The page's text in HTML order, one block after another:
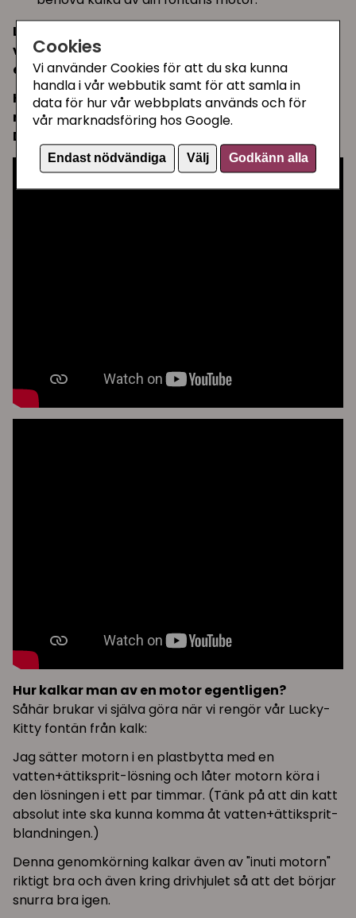
Cookies
Vi använder Cookies för att du ska kunna
handla i vår webbutik samt för att samla in
data för hur vår webbplats används och för
vår marknadsföring hos Google.
Endast nödvändiga Välj Godkänn alla
Läs igenom bruksanvisningen till just er
vattenfontän innan ni rengör den, för
eventuella specifikationer.
Här bifogar vi 2 instruktionsvideos där
rengöring visas av en Catit Motor och en
Drinkwell motor:
Hur kalkar man av en motor egentligen?
Såhär brukar vi själva göra när vi rengör vår Lucky-
Kitty fontän från kalk:
Jag sätter motorn i en plastbytta med en
vatten+ättiksprit-lösning och låter motorn köra i
den lösningen i ett par timmar. (Tänk på att din katt
absolut inte ska kunna komma åt vatten+ättiksprit-
blandningen.)
Denna genomkörning kalkar även av "inuti motorn"
riktigt bra och även kring drivhjulet så att det börjar
snurra bra igen.